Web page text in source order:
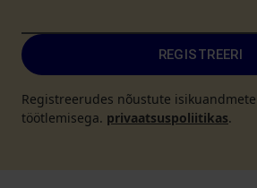
REGISTREERI
Registreerudes nõustute isikuandmete
töötlemisega. privaatsuspoliitikas.